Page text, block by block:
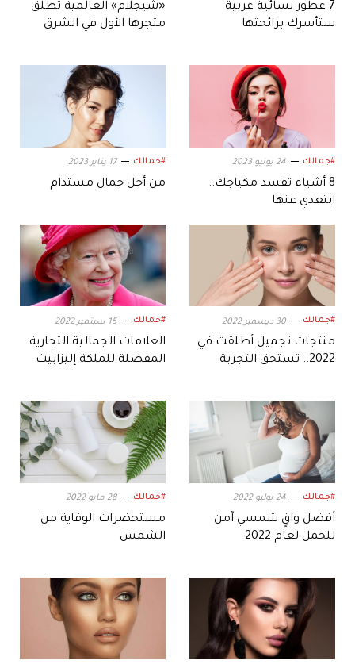
7 عطور نسائية عربية
ستأسرك برائحتها
«شيجلام» العالمية تطلق
متجرها الأول في الشرق
#جمالك 24 يونيو 2023
8 أشياء تفسد مكياجك..
ابتعدي عنها
#جمالك 17 يناير 2023
من أجل جمال مستدام
#جمالك 30 ديسمبر 2022
منتجات تجميل أطلقت في
2022.. تستحق التجربة
#جمالك 15 سبتمبر 2022
العلامات الجمالية التجارية
المفضلة للملكة إليزابيث
#جمالك 24 يوليو 2022
أفضل واقٍ شمسي آمن
للحمل لعام 2022
#جمالك 28 مايو 2022
مستحضرات الوقاية من
الشمس